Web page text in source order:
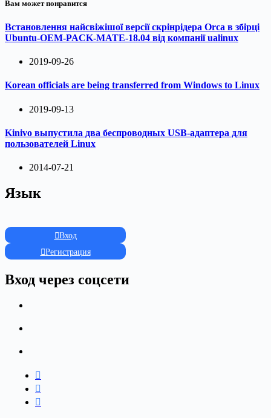
Вам может понравится
Встановлення найсвіжішої версії скрінрідера Orca в збірці
Ubuntu-OEM-PACK-MATE-18.04 від компанії ualinux
2019-09-26
Korean officials are being transferred from Windows to Linux
2019-09-13
Kinivo выпустила два беспроводных USB-адаптера для
пользователей Linux
2014-07-21
Язык
Вход
Регистрация
Вход через соцсети